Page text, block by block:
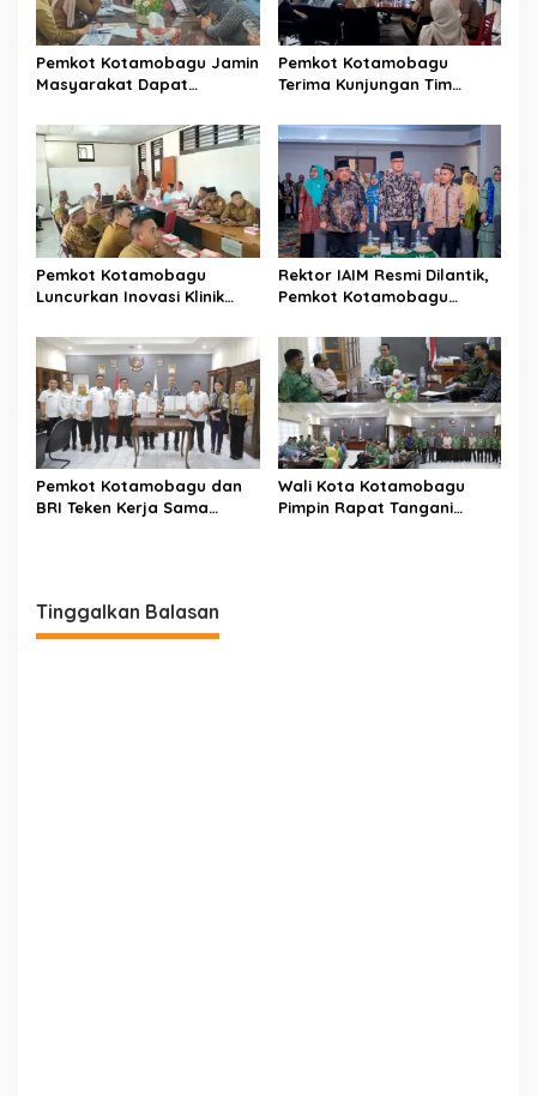
o
s
Pemkot Kotamobagu Jamin
Masyarakat Dapat
Pemkot Kotamobagu
Terima Kunjungan Tim
Pemkot Kotamobagu
Luncurkan Inovasi Klinik
Rektor IAIM Resmi Dilantik,
Pemkot Kotamobagu
Perguruan Tinggi
Pemkot Kotamobagu dan
BRI Teken Kerja Sama
Wali Kota Kotamobagu
Pimpin Rapat Tangani
Tinggalkan Balasan